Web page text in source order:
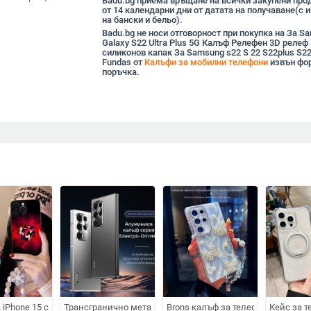
от 14 календарни дни от датата на получаване(с
на бански и бельо).
Badu.bg не носи отговорност при покупка на За
Galaxy S22 Ultra Plus 5G Калъф Релефен 3D
силиконов капак За Samsung s22 S 22 S22plus
Fundas от Калъфи за мобилни телефониизвън
поръчка.
карти, универсален за iPhone и Samsung
текстура, имитационна кожа, твърд корпус; удароустойчив, анти
15 с цветен куб Рубика
Трансгранично метално магнитно привличане за калъф
Brons калъф за телефон заКейс за